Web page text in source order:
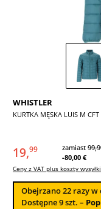
WHISTLER
KURTKA MĘSKA LUIS M
19,99 zamiast
-80,00 €
Ceny z VAT plus koszty wysyłki
Obejrzano22 razy w
Dostępne 9 szt. –